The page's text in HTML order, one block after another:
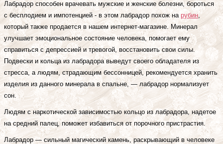
Лабрадор способен врачевать мужские и женские болезни, бороться
с бесплодием и импотенцией - в этом лабрадор похож на рубин,
который также продается в нашем интернет-магазине. Минерал
улучшает эмоциональное состояние человека, помогает ему
справиться с депрессией и тревогой, восстановить свои силы.
Подвески и кольца из лабрадора выведут своего обладателя из
стресса, а людям, страдающим бессонницей, рекомендуется хранить
изделия из данного минерала в спальне, — лабрадор нормализует
сон.
Людям с наркотической зависимостью кольцо из лабрадора, надетое
на средний палец, поможет избавиться от порочного пристрастия.
Лабрадор — сильный магический камень, раскрывающий в человеке